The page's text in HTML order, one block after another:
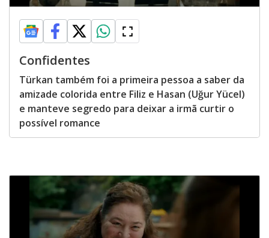
Confidentes
Türkan também foi a primeira pessoa a saber da
amizade colorida entre Filiz e Hasan (Uğur Yücel)
e manteve segredo para deixar a irmã curtir o
possível romance